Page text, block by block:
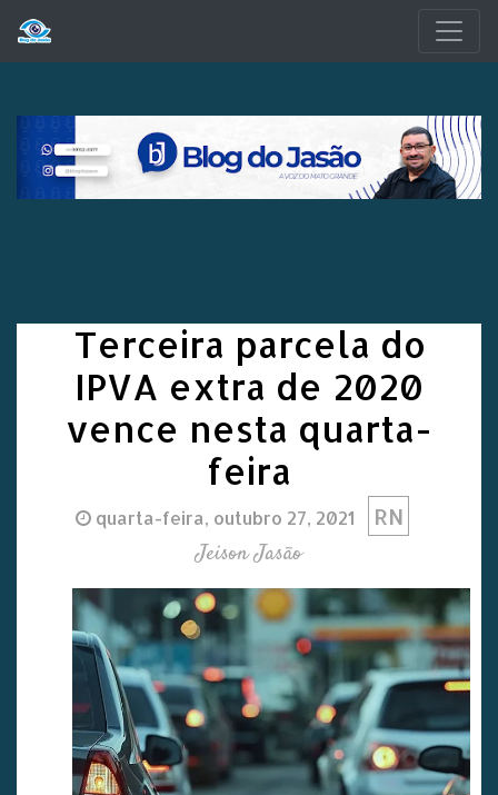
Terceira parcela do
IPVA extra de 2020
vence nesta quarta-
feira
quarta-feira, outubro 27, 2021 RN
Jeison Jasão